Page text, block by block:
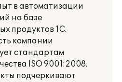
в автоматизации
на базе
продуктов 1С.
компании
стандартам
ISO 9001:2008.
подчеркивают